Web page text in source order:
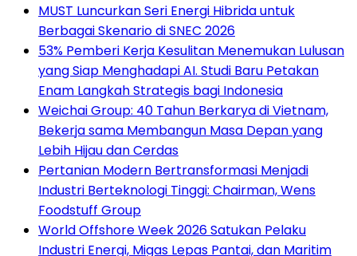
MUST Luncurkan Seri Energi Hibrida untuk
Berbagai Skenario di SNEC 2026
53% Pemberi Kerja Kesulitan Menemukan Lulusan
yang Siap Menghadapi AI. Studi Baru Petakan
Enam Langkah Strategis bagi Indonesia
Weichai Group: 40 Tahun Berkarya di Vietnam,
Bekerja sama Membangun Masa Depan yang
Lebih Hijau dan Cerdas
Pertanian Modern Bertransformasi Menjadi
Industri Berteknologi Tinggi: Chairman, Wens
Foodstuff Group
World Offshore Week 2026 Satukan Pelaku
Industri Energi, Migas Lepas Pantai, dan Maritim